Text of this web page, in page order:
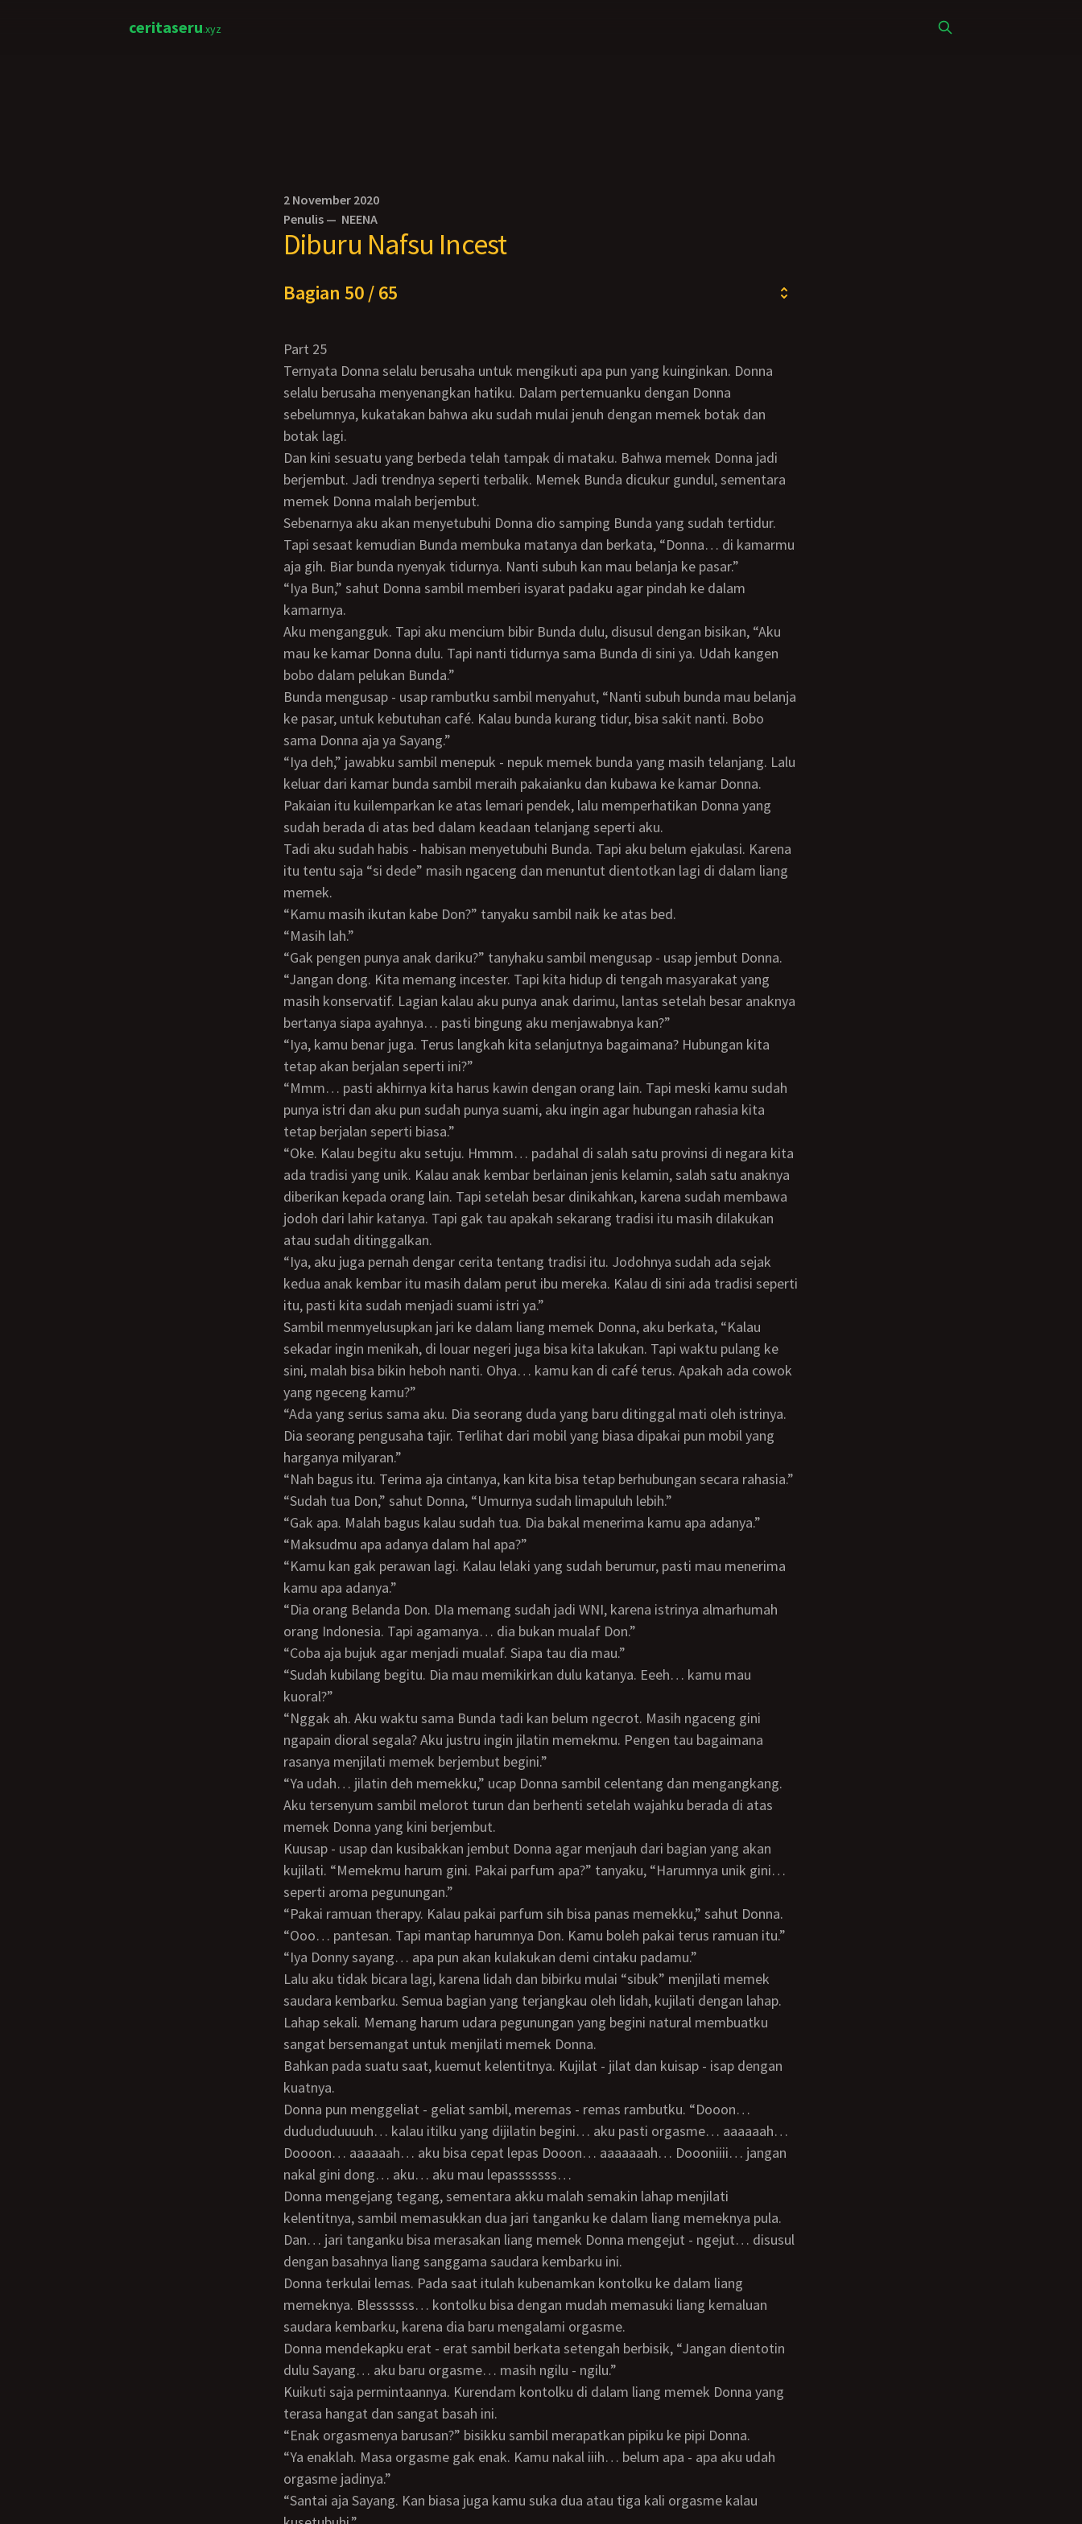
ceritaseru.xyz
2 November 2020
Penulis — NEENA
Diburu Nafsu Incest
Bagian 50 / 65
Part 25
Ternyata Donna selalu berusaha untuk mengikuti apa pun yang kuinginkan. Donna
selalu berusaha menyenangkan hatiku. Dalam pertemuanku dengan Donna
sebelumnya, kukatakan bahwa aku sudah mulai jenuh dengan memek botak dan
botak lagi.
Dan kini sesuatu yang berbeda telah tampak di mataku. Bahwa memek Donna jadi
berjembut. Jadi trendnya seperti terbalik. Memek Bunda dicukur gundul, sementara
memek Donna malah berjembut.
Sebenarnya aku akan menyetubuhi Donna dio samping Bunda yang sudah tertidur.
Tapi sesaat kemudian Bunda membuka matanya dan berkata, “Donna… di kamarmu
aja gih. Biar bunda nyenyak tidurnya. Nanti subuh kan mau belanja ke pasar.”
“Iya Bun,” sahut Donna sambil memberi isyarat padaku agar pindah ke dalam
kamarnya.
Aku mengangguk. Tapi aku mencium bibir Bunda dulu, disusul dengan bisikan, “Aku
mau ke kamar Donna dulu. Tapi nanti tidurnya sama Bunda di sini ya. Udah kangen
bobo dalam pelukan Bunda.”
Bunda mengusap - usap rambutku sambil menyahut, “Nanti subuh bunda mau belanja
ke pasar, untuk kebutuhan café. Kalau bunda kurang tidur, bisa sakit nanti. Bobo
sama Donna aja ya Sayang.”
“Iya deh,” jawabku sambil menepuk - nepuk memek bunda yang masih telanjang. Lalu
keluar dari kamar bunda sambil meraih pakaianku dan kubawa ke kamar Donna.
Pakaian itu kuilemparkan ke atas lemari pendek, lalu memperhatikan Donna yang
sudah berada di atas bed dalam keadaan telanjang seperti aku.
Tadi aku sudah habis - habisan menyetubuhi Bunda. Tapi aku belum ejakulasi. Karena
itu tentu saja “si dede” masih ngaceng dan menuntut dientotkan lagi di dalam liang
memek.
“Kamu masih ikutan kabe Don?” tanyaku sambil naik ke atas bed.
“Masih lah.”
“Gak pengen punya anak dariku?” tanyhaku sambil mengusap - usap jembut Donna.
“Jangan dong. Kita memang incester. Tapi kita hidup di tengah masyarakat yang
masih konservatif. Lagian kalau aku punya anak darimu, lantas setelah besar anaknya
bertanya siapa ayahnya… pasti bingung aku menjawabnya kan?”
“Iya, kamu benar juga. Terus langkah kita selanjutnya bagaimana? Hubungan kita
tetap akan berjalan seperti ini?”
“Mmm… pasti akhirnya kita harus kawin dengan orang lain. Tapi meski kamu sudah
punya istri dan aku pun sudah punya suami, aku ingin agar hubungan rahasia kita
tetap berjalan seperti biasa.”
“Oke. Kalau begitu aku setuju. Hmmm… padahal di salah satu provinsi di negara kita
ada tradisi yang unik. Kalau anak kembar berlainan jenis kelamin, salah satu anaknya
diberikan kepada orang lain. Tapi setelah besar dinikahkan, karena sudah membawa
jodoh dari lahir katanya. Tapi gak tau apakah sekarang tradisi itu masih dilakukan
atau sudah ditinggalkan.
“Iya, aku juga pernah dengar cerita tentang tradisi itu. Jodohnya sudah ada sejak
kedua anak kembar itu masih dalam perut ibu mereka. Kalau di sini ada tradisi seperti
itu, pasti kita sudah menjadi suami istri ya.”
Sambil menmyelusupkan jari ke dalam liang memek Donna, aku berkata, “Kalau
sekadar ingin menikah, di louar negeri juga bisa kita lakukan. Tapi waktu pulang ke
sini, malah bisa bikin heboh nanti. Ohya… kamu kan di café terus. Apakah ada cowok
yang ngeceng kamu?”
“Ada yang serius sama aku. Dia seorang duda yang baru ditinggal mati oleh istrinya.
Dia seorang pengusaha tajir. Terlihat dari mobil yang biasa dipakai pun mobil yang
harganya milyaran.”
“Nah bagus itu. Terima aja cintanya, kan kita bisa tetap berhubungan secara rahasia.”
“Sudah tua Don,” sahut Donna, “Umurnya sudah limapuluh lebih.”
“Gak apa. Malah bagus kalau sudah tua. Dia bakal menerima kamu apa adanya.”
“Maksudmu apa adanya dalam hal apa?”
“Kamu kan gak perawan lagi. Kalau lelaki yang sudah berumur, pasti mau menerima
kamu apa adanya.”
“Dia orang Belanda Don. DIa memang sudah jadi WNI, karena istrinya almarhumah
orang Indonesia. Tapi agamanya… dia bukan mualaf Don.”
“Coba aja bujuk agar menjadi mualaf. Siapa tau dia mau.”
“Sudah kubilang begitu. Dia mau memikirkan dulu katanya. Eeeh… kamu mau
kuoral?”
“Nggak ah. Aku waktu sama Bunda tadi kan belum ngecrot. Masih ngaceng gini
ngapain dioral segala? Aku justru ingin jilatin memekmu. Pengen tau bagaimana
rasanya menjilati memek berjembut begini.”
“Ya udah… jilatin deh memekku,” ucap Donna sambil celentang dan mengangkang.
Aku tersenyum sambil melorot turun dan berhenti setelah wajahku berada di atas
memek Donna yang kini berjembut.
Kuusap - usap dan kusibakkan jembut Donna agar menjauh dari bagian yang akan
kujilati. “Memekmu harum gini. Pakai parfum apa?” tanyaku, “Harumnya unik gini…
seperti aroma pegunungan.”
“Pakai ramuan therapy. Kalau pakai parfum sih bisa panas memekku,” sahut Donna.
“Ooo… pantesan. Tapi mantap harumnya Don. Kamu boleh pakai terus ramuan itu.”
“Iya Donny sayang… apa pun akan kulakukan demi cintaku padamu.”
Lalu aku tidak bicara lagi, karena lidah dan bibirku mulai “sibuk” menjilati memek
saudara kembarku. Semua bagian yang terjangkau oleh lidah, kujilati dengan lahap.
Lahap sekali. Memang harum udara pegunungan yang begini natural membuatku
sangat bersemangat untuk menjilati memek Donna.
Bahkan pada suatu saat, kuemut kelentitnya. Kujilat - jilat dan kuisap - isap dengan
kuatnya.
Donna pun menggeliat - geliat sambil, meremas - remas rambutku. “Dooon…
dudududuuuuh… kalau itilku yang dijilatin begini… aku pasti orgasme… aaaaaah…
Doooon… aaaaaah… aku bisa cepat lepas Dooon… aaaaaaah… Doooniiii… jangan
nakal gini dong… aku… aku mau lepasssssss…
Donna mengejang tegang, sementara akku malah semakin lahap menjilati
kelentitnya, sambil memasukkan dua jari tanganku ke dalam liang memeknya pula.
Dan… jari tanganku bisa merasakan liang memek Donna mengejut - ngejut… disusul
dengan basahnya liang sanggama saudara kembarku ini.
Donna terkulai lemas. Pada saat itulah kubenamkan kontolku ke dalam liang
memeknya. Blessssss… kontolku bisa dengan mudah memasuki liang kemaluan
saudara kembarku, karena dia baru mengalami orgasme.
Donna mendekapku erat - erat sambil berkata setengah berbisik, “Jangan dientotin
dulu Sayang… aku baru orgasme… masih ngilu - ngilu.”
Kuikuti saja permintaannya. Kurendam kontolku di dalam liang memek Donna yang
terasa hangat dan sangat basah ini.
“Enak orgasmenya barusan?” bisikku sambil merapatkan pipiku ke pipi Donna.
“Ya enaklah. Masa orgasme gak enak. Kamu nakal iiih… belum apa - apa aku udah
orgasme jadinya.”
“Santai aja Sayang. Kan biasa juga kamu suka dua atau tiga kali orgasme kalau